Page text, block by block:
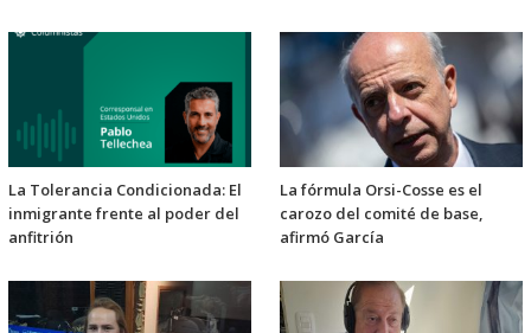
La Tolerancia Condicionada: El
inmigrante frente al poder del
anfitrión
La fórmula Orsi-Cosse es el
carozo del comité de base,
afirmó García